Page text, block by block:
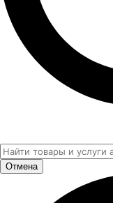
Отмена